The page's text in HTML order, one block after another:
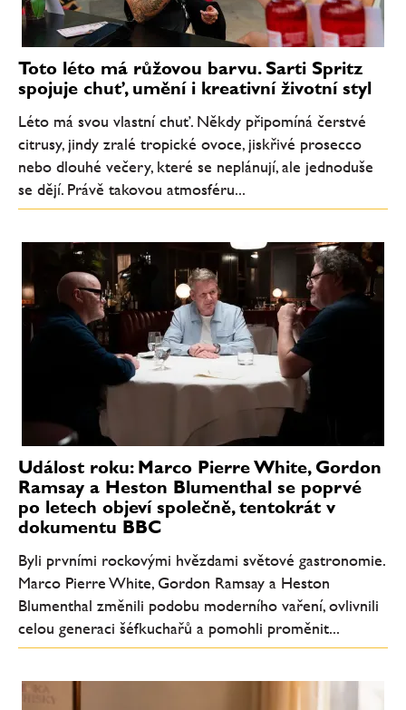
Toto léto má růžovou barvu. Sarti Spritz
spojuje chuť, umění i kreativní životní styl
Léto má svou vlastní chuť. Někdy připomíná čerstvé
citrusy, jindy zralé tropické ovoce, jiskřivé prosecco
nebo dlouhé večery, které se neplánují, ale jednoduše
se dějí. Právě takovou atmosféru...
Událost roku: Marco Pierre White, Gordon
Ramsay a Heston Blumenthal se poprvé
po letech objeví společně, tentokrát v
dokumentu BBC
Byli prvními rockovými hvězdami světové gastronomie.
Marco Pierre White, Gordon Ramsay a Heston
Blumenthal změnili podobu moderního vaření, ovlivnili
celou generaci šéfkuchařů a pomohli proměnit...